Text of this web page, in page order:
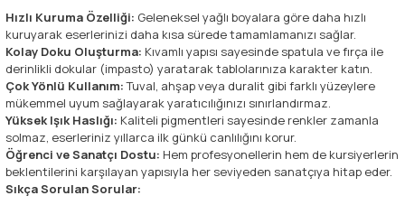
Hızlı Kuruma Özelliği: Geleneksel yağlı boyalara göre daha hızlı
kuruyarak eserlerinizi daha kısa sürede tamamlamanızı sağlar.
Kolay Doku Oluşturma: Kıvamlı yapısı sayesinde spatula ve fırça ile
derinlikli dokular (impasto) yaratarak tablolarınıza karakter katın.
Çok Yönlü Kullanım:Tuval, ahşap veya duralit gibi farklı yüzeylere
mükemmel uyum sağlayarak yaratıcılığınızı sınırlandırmaz.
Yüksek Işık Haslığı: Kaliteli pigmentleri sayesinde renkler zamanla
solmaz, eserleriniz yıllarca ilk günkü canlılığını korur.
Öğrenci ve Sanatçı Dostu: Hem profesyonellerin hem de kursiyerlerin
beklentilerini karşılayan yapısıyla her seviyeden sanatçıya hitap eder.
Sıkça Sorulan Sorular: